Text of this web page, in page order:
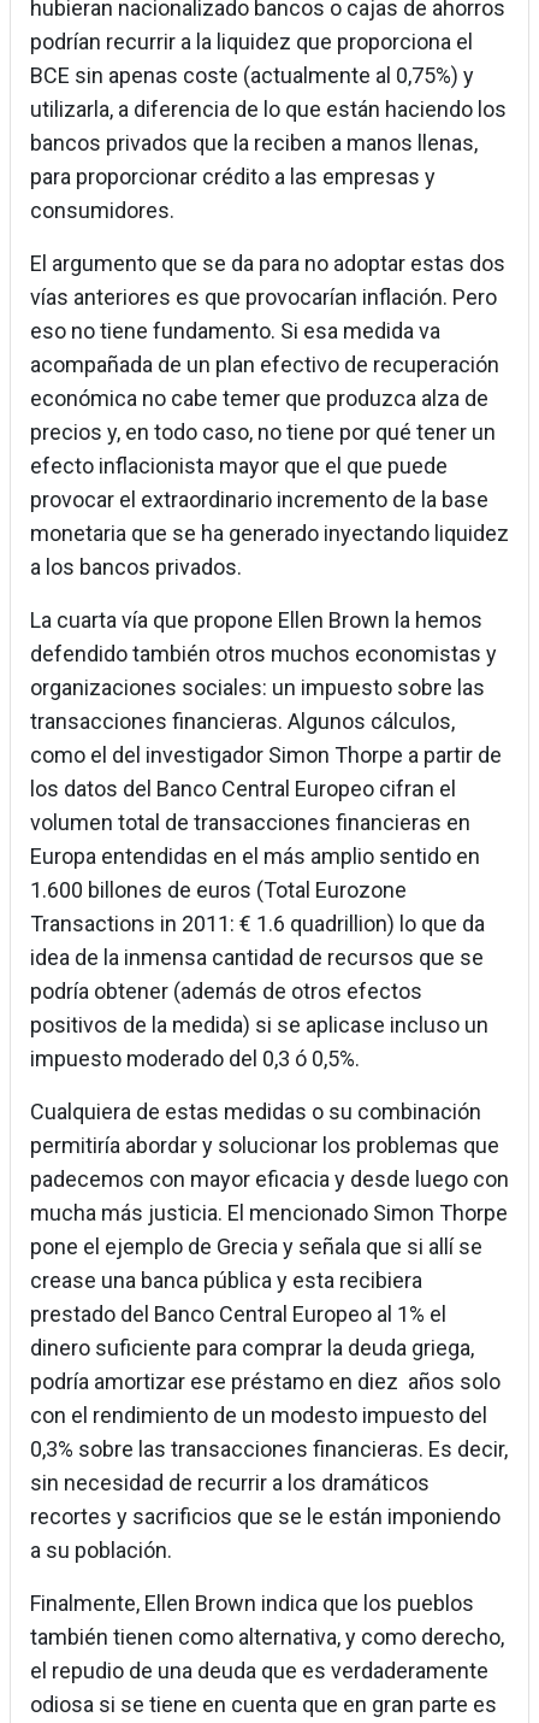
hubieran nacionalizado bancos o cajas de ahorros
podrían recurrir a la liquidez que proporciona el
BCE sin apenas coste (actualmente al 0,75%) y
utilizarla, a diferencia de lo que están haciendo los
bancos privados que la reciben a manos llenas,
para proporcionar crédito a las empresas y
consumidores.
El argumento que se da para no adoptar estas dos
vías anteriores es que provocarían inflación. Pero
eso no tiene fundamento. Si esa medida va
acompañada de un plan efectivo de recuperación
económica no cabe temer que produzca alza de
precios y, en todo caso, no tiene por qué tener un
efecto inflacionista mayor que el que puede
provocar el extraordinario incremento de la base
monetaria que se ha generado inyectando liquidez
a los bancos privados.
La cuarta vía que propone Ellen Brown la hemos
defendido también otros muchos economistas y
organizaciones sociales: un impuesto sobre las
transacciones financieras. Algunos cálculos,
como el del investigador Simon Thorpe a partir de
los datos del Banco Central Europeo cifran el
volumen total de transacciones financieras en
Europa entendidas en el más amplio sentido en
1.600 billones de euros (Total Eurozone
Transactions in 2011: € 1.6 quadrillion) lo que da
idea de la inmensa cantidad de recursos que se
podría obtener (además de otros efectos
positivos de la medida) si se aplicase incluso un
impuesto moderado del 0,3 ó 0,5%.
Cualquiera de estas medidas o su combinación
permitiría abordar y solucionar los problemas que
padecemos con mayor eficacia y desde luego con
mucha más justicia. El mencionado Simon Thorpe
pone el ejemplo de Grecia y señala que si allí se
crease una banca pública y esta recibiera
prestado del Banco Central Europeo al 1% el
dinero suficiente para comprar la deuda griega,
podría amortizar ese préstamo en diez años solo
con el rendimiento de un modesto impuesto del
0,3% sobre las transacciones financieras. Es decir,
sin necesidad de recurrir a los dramáticos
recortes y sacrificios que se le están imponiendo
a su población.
Finalmente, Ellen Brown indica que los pueblos
también tienen como alternativa, y como derecho,
el repudio de una deuda que es verdaderamente
odiosa si se tiene en cuenta que en gran parte es